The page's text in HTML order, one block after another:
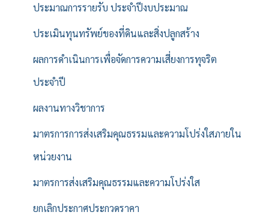
ประมาณการรายรับ ประจำปีงบประมาณ
ประเมินทุนทรัพย์ของที่ดินและสิ่งปลูกสร้าง
ผลการดำเนินการเพื่อจัดการความเสี่ยงการทุจริต
ประจำปี
ผลงานทางวิชาการ
มาตรการการส่งเสริมคุณธรรมและความโปร่งใสภายใน
หน่วยงาน
มาตรการส่งเสริมคุณธรรมและความโปร่งใส
ยกเลิกประกาศประกวดราคา